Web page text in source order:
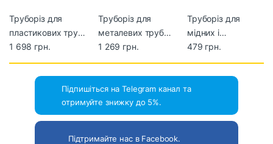
Труборіз для
пластикових труб
Milwaukee 25 мм
(48224202)
1 698 грн.
Труборіз для
металевих труб
INGCO 10–42 мм
(HPC0142)
1 269 грн.
Труборіз для
мідних і
алюмінієвих труб
INGCO 3–32 мм
(HPC0232)
479 грн.
Підпишіться на Telegram канал та
отримуйте знижку до 5%.
Підтримайте нас в Facebook.